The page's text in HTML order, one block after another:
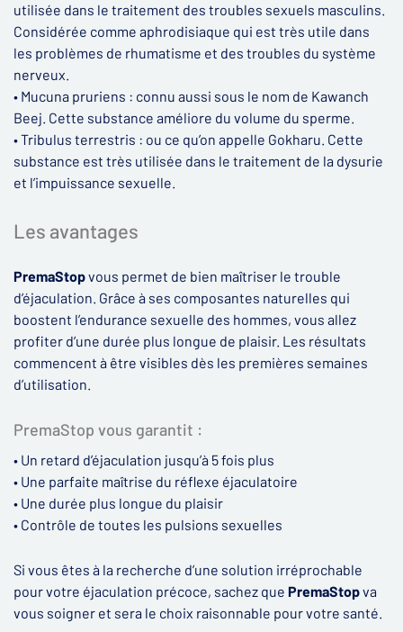
utilisée dans le traitement des troubles sexuels masculins.
Considérée comme aphrodisiaque qui est très utile dans
les problèmes de rhumatisme et des troubles du système
nerveux.
• Mucuna pruriens : connu aussi sous le nom de Kawanch
Beej. Cette substance améliore du volume du sperme.
• Tribulus terrestris : ou ce qu’on appelle Gokharu. Cette
substance est très utilisée dans le traitement de la dysurie
et l’impuissance sexuelle.
Les avantages
PremaStopvous permet de bien maîtriser le trouble
d’éjaculation. Grâce à ses composantes naturelles qui
boostent l’endurance sexuelle des hommes, vous allez
profiter d’une durée plus longue de plaisir. Les résultats
commencent à être visibles dès les premières semaines
d’utilisation.
PremaStop vous garantit :
• Un retard d’éjaculation jusqu’à 5 fois plus
• Une parfaite maîtrise du réflexe éjaculatoire
• Une durée plus longue du plaisir
• Contrôle de toutes les pulsions sexuelles
Si vous êtes à la recherche d’une solution irréprochable
pour votre éjaculation précoce, sachez que PremaStopva
vous soigner et sera le choix raisonnable pour votre santé.